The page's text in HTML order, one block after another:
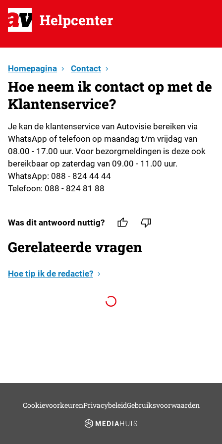
Helpcenter
Homepagina Contact
Hoe neem ik contact op met de
Klantenservice?
Je kan de klantenservice van Autovisie bereiken via
WhatsApp of telefoon op maandag t/m vrijdag van
08.00 - 17.00 uur. Voor bezorgmeldingen is deze ook
bereikbaar op zaterdag van 09.00 - 11.00 uur.
WhatsApp: 088 - 824 44 44
Telefoon: 088 - 824 81 88
Was dit antwoord nuttig?
Gerelateerde vragen
Hoe tip ik de redactie?
CookievoorkeurenPrivacybeleidGebruiksvoorwaarden